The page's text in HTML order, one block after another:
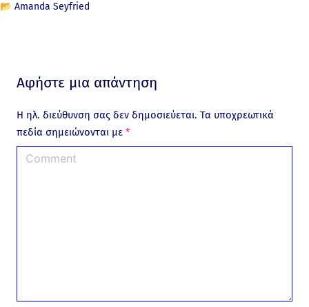
📂 Amanda Seyfried
Αφήστε μια απάντηση
Η ηλ. διεύθυνση σας δεν δημοσιεύεται. Τα υποχρεωτικά
πεδία σημειώνονται με *